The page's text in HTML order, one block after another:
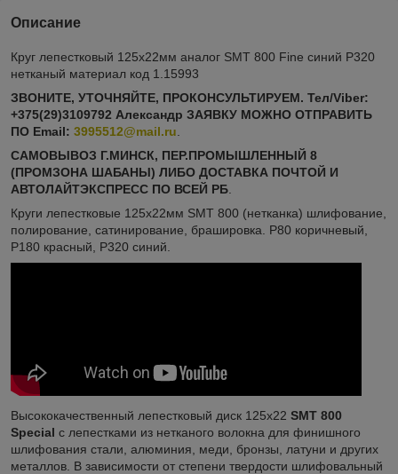
Описание
Круг лепестковый 125х22мм аналог SMT 800 Fine синий Р320
нетканый материал код 1.15993
ЗВОНИТЕ, УТОЧНЯЙТЕ, ПРОКОНСУЛЬТИРУЕМ. Тел/Viber:
+375(29)3109792 Александр ЗАЯВКУ МОЖНО ОТПРАВИТЬ
ПО Email: 3995512@mail.ru
САМОВЫВОЗ Г.МИНСК, ПЕР.ПРОМЫШЛЕННЫЙ 8
(ПРОМЗОНА ШАБАНЫ) ЛИБО ДОСТАВКА ПОЧТОЙ И
АВТОЛАЙТЭКСПРЕСС ПО ВСЕЙ РБ
Круги лепестковые 125х22мм SMT 800 (нетканка) шлифование,
полирование, сатинирование, брашировка. Р80 коричневый,
Р180 красный, Р320 синий.
Высококачественный лепестковый диск 125х22 SMT 800
Special с лепестками из нетканого волокна для финишного
шлифования стали, алюминия, меди, бронзы, латуни и других
металлов. В зависимости от степени твердости шлифовальный